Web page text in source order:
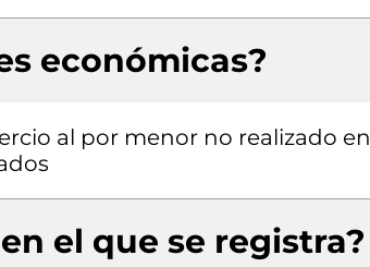
económicas?
al por menor no realizado en
el que se registra?